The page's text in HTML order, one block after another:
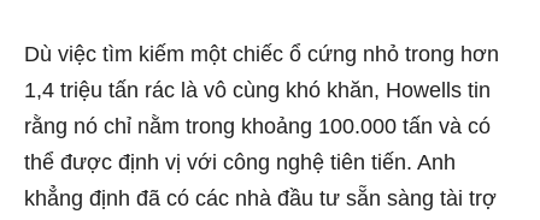
Dù việc tìm kiếm một chiếc ổ cứng nhỏ trong hơn
1,4 triệu tấn rác là vô cùng khó khăn, Howells tin
rằng nó chỉ nằm trong khoảng 100.000 tấn và có
thể được định vị với công nghệ tiên tiến. Anh
khẳng định đã có các nhà đầu tư sẵn sàng tài trợ